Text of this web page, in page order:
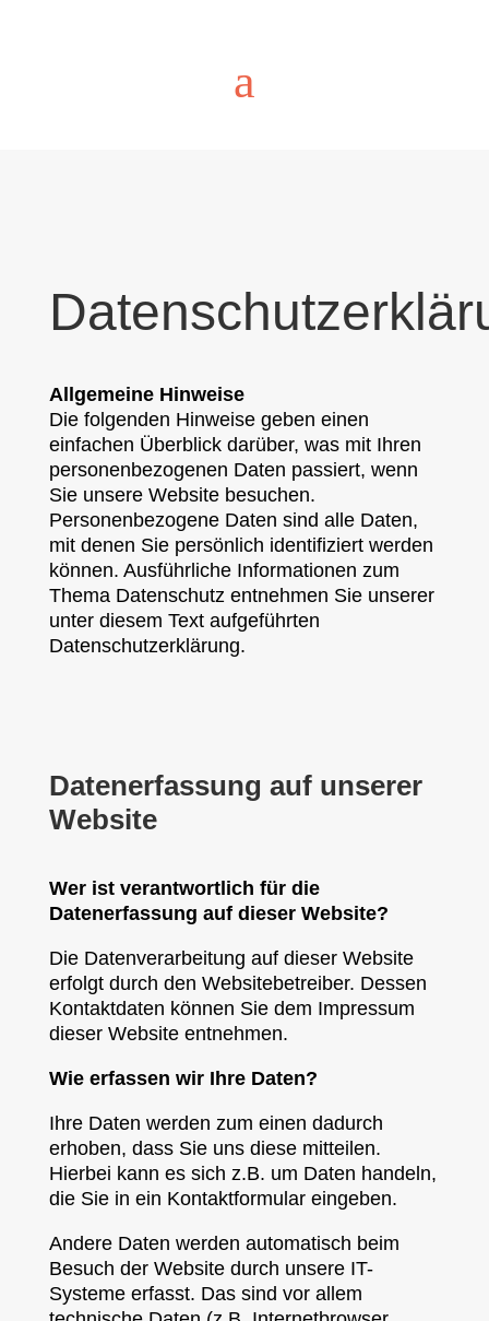
a
Allgemeine Hinweise
Die folgenden Hinweise geben einen
einfachen Überblick darüber, was mit Ihren
personenbezogenen Daten passiert, wenn
Sie unsere Website besuchen.
Personenbezogene Daten sind alle Daten,
mit denen Sie persönlich identifiziert werden
können. Ausführliche Informationen zum
Thema Datenschutz entnehmen Sie unserer
unter diesem Text aufgeführten
Datenschutzerklärung.
Datenerfassung auf unserer
Website
Wer ist verantwortlich für die
Datenerfassung auf dieser Website?
Die Datenverarbeitung auf dieser Website
erfolgt durch den Websitebetreiber. Dessen
Kontaktdaten können Sie dem Impressum
dieser Website entnehmen.
Wie erfassen wir Ihre Daten?
Ihre Daten werden zum einen dadurch
erhoben, dass Sie uns diese mitteilen.
Hierbei kann es sich z.B. um Daten handeln,
die Sie in ein Kontaktformular eingeben.
Andere Daten werden automatisch beim
Besuch der Website durch unsere IT-
Systeme erfasst. Das sind vor allem